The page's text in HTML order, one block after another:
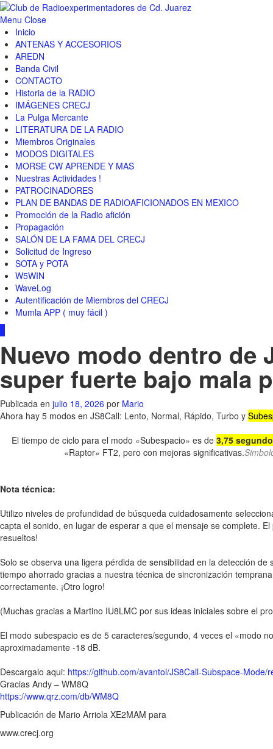
Menu Close
Inicio
ANTENAS Y ACCESORIOS
AREDN
Banda Civil
CONTACTO
Historia de la RADIO
IMÁGENES CRECJ
La Pulga Mercante
LITERATURA DE LA RADIO
Miembros Originales
MODOS DIGITALES
MORSE CW APRENDE Y MAS
Nuestras Actividades !
PATROCINADORES
PLAN DE BANDAS DE RADIOAFICIONADOS EN MEXICO
Promoción de la Radio afición
Propagación
SALÓN DE LA FAMA DEL CRECJ
Solicitud de Ingreso
SOTA y POTA
W5WIN
WaveLog
Autentificación de Miembros del CRECJ
Mumla APP ( muy fácil )
Nuevo modo dentro de
super fuerte bajo mala
Publicada en julio 18, 2026 por Mario
Ahora hay 5 modos en JS8Call: Lento, Normal, Rápido, Turbo y
El tiempo de ciclo para el modo «Subespacio» es de 3,75
«Raptor» FT2, pero con mejoras significativas.
Nota técnica:
Utilizo niveles de profundidad de búsqueda cuidadosamente
capta el sonido, en lugar de esperar a que el mensaje se complete.
resueltos!
Solo se observa una ligera pérdida de sensibilidad en la detección
tiempo ahorrado gracias a nuestra técnica de sincronización
correctamente. ¡Otro logro!
(Muchas gracias a Martino IU8LMC por sus ideas iniciales sobre el
El modo subespacio es de 5 caracteres/segundo, 4 veces el «modo
aproximadamente -18 dB.
Descargalo aqui: https://github.com/avantol/JS8Call-Subspace-Mode/
Gracias Andy – WM8Q
https://www.qrz.com/db/WM8Q
Publicación de Mario Arriola XE2MAM para
www.crecj.org